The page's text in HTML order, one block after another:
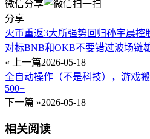
微信分享
分享
火币重返3大所强势回归孙宇晨
对标BNB和OKB不要错过波场链
« 上一篇2026-05-18
全自动操作（不是科技），游戏
500+
下一篇 »2026-05-18
相关阅读